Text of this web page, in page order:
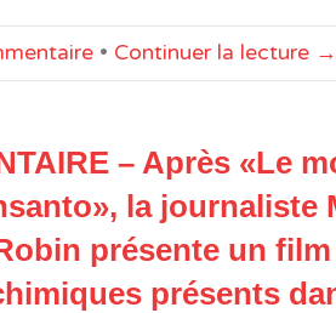
• Continuer la lecture →
– Après «Le
la journaliste
présente un
présents